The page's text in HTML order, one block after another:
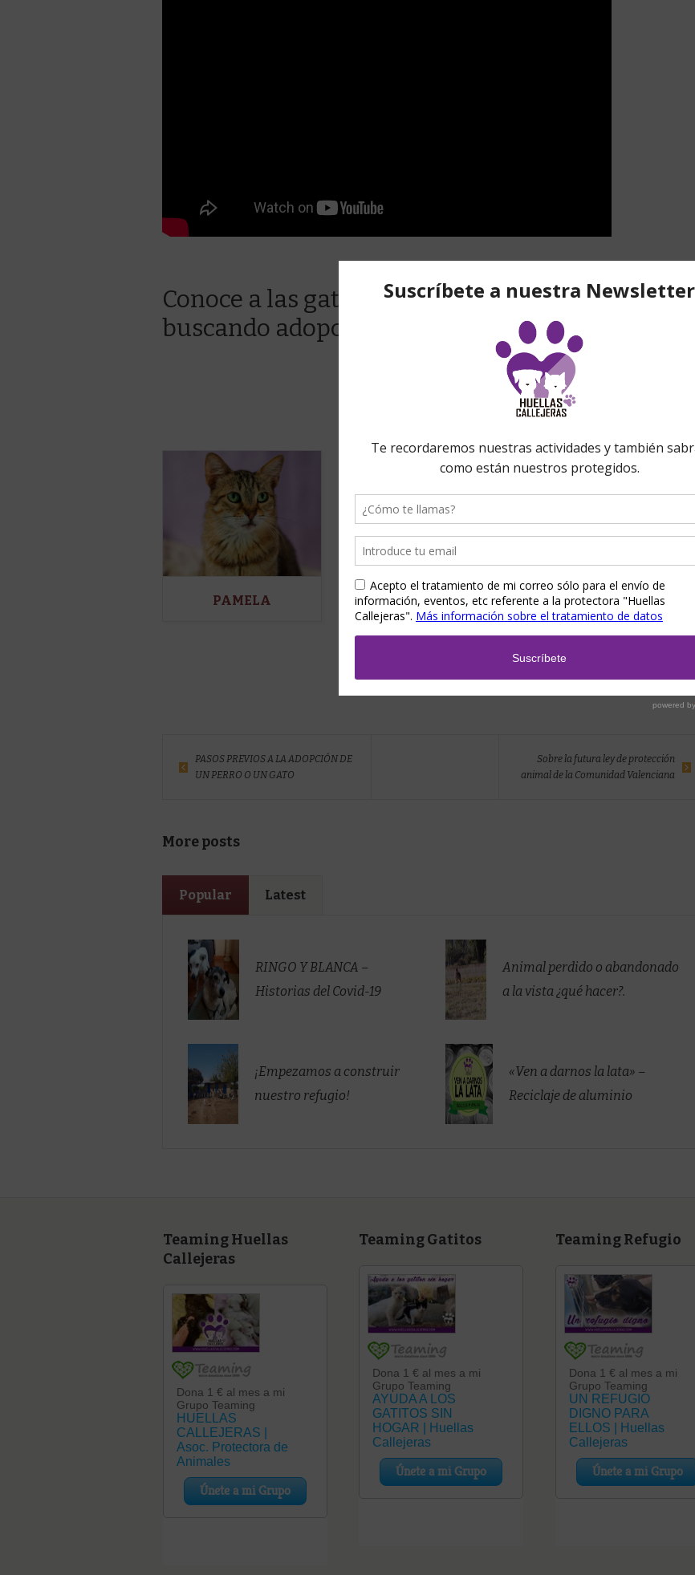
Conoce a las gatitas de este caso que aún siguen
buscando adopción
PAMELA
PASOS PREVIOS A LA ADOPCIÓN DE
UN PERRO O UN GATO
Sobre la futura ley de protección
animal de la Comunidad Valenciana
More posts
Popular Latest
RINGO Y BLANCA –
Historias del Covid-19
Animal perdido o abandonado
a la vista ¿qué hacer?.
¡Empezamos a construir
nuestro refugio!
«Ven a darnos la lata» –
Reciclaje de aluminio
Teaming Huellas
Callejeras
Teaming Gatitos Teaming Refugio